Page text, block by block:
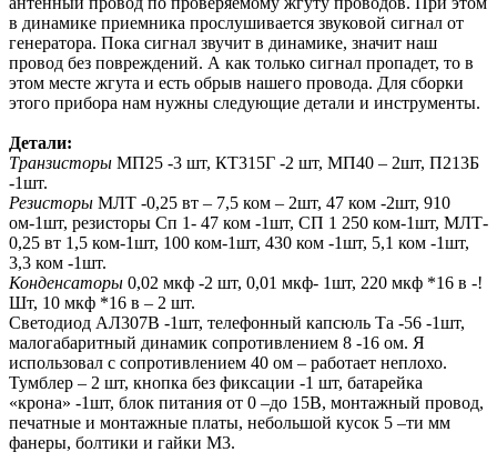
в динамике приемника прослушивается звуковой сигнал от
генератора. Пока сигнал звучит в динамике, значит наш
провод без повреждений. А как только сигнал пропадет, то в
этом месте жгута и есть обрыв нашего провода. Для сборки
этого прибора нам нужны следующие детали и инструменты.
Детали:
Транзисторы МП25 -3 шт, КТ315Г -2 шт, МП40 – 2шт, П213Б
-1шт.
Резисторы МЛТ -0,25 вт – 7,5 ком – 2шт, 47 ком -2шт, 910
ом-1шт, резисторы Сп 1- 47 ком -1шт, СП 1 250 ком-1шт, МЛТ-
0,25 вт 1,5 ком-1шт, 100 ком-1шт, 430 ком -1шт, 5,1 ком -1шт,
3,3 ком -1шт.
Конденсаторы 0,02 мкф -2 шт, 0,01 мкф- 1шт, 220 мкф *16 в -!
Шт, 10 мкф *16 в – 2 шт.
Светодиод АЛ307В -1шт, телефонный капсюль Та -56 -1шт,
малогабаритный динамик сопротивлением 8 -16 ом. Я
использовал с сопротивлением 40 ом – работает неплохо.
Тумблер – 2 шт, кнопка без фиксации -1 шт, батарейка
«крона» -1шт, блок питания от 0 –до 15В, монтажный провод,
печатные и монтажные платы, небольшой кусок 5 –ти мм
фанеры, болтики и гайки М3.